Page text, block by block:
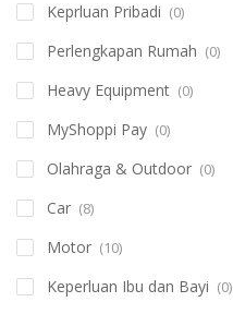
Keprluan Pribadi (0)
Perlengkapan Rumah (0)
Heavy Equipment (0)
MyShoppi Pay (0)
Olahraga & Outdoor (0)
Car (8)
Motor (10)
Keperluan Ibu dan Bayi (0)